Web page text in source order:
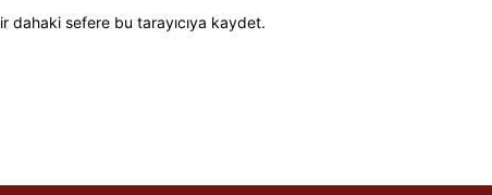
dahaki sefere bu tarayıcıya kaydet.